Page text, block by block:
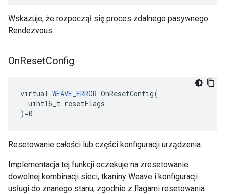
Wskazuje, że rozpoczął się proces zdalnego pasywnego
Rendezvous.
OnResetConfig
virtual WEAVE_ERROR OnResetConfig(
  uint16_t resetFlags
)=0
Resetowanie całości lub części konfiguracji urządzenia.
Implementacja tej funkcji oczekuje na zresetowanie
dowolnej kombinacji sieci, tkaniny Weave i konfiguracji
usługi do znanego stanu, zgodnie z flagami resetowania.